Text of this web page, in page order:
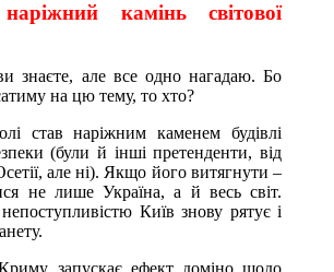
камінь світової
знаєте, але все одно нагадаю. Бо
на цю тему, то хто?
став наріжним каменем будівлі
(були й інші претенденти, від
але ні). Якщо його витягнути –
не лише Україна, а й весь світ.
Київ знову рятує і